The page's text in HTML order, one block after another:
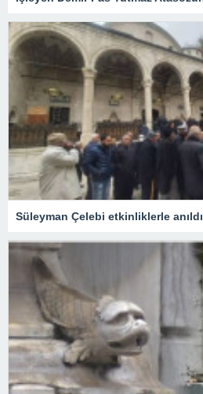
Süleyman Çelebi etkinliklerle anıldı